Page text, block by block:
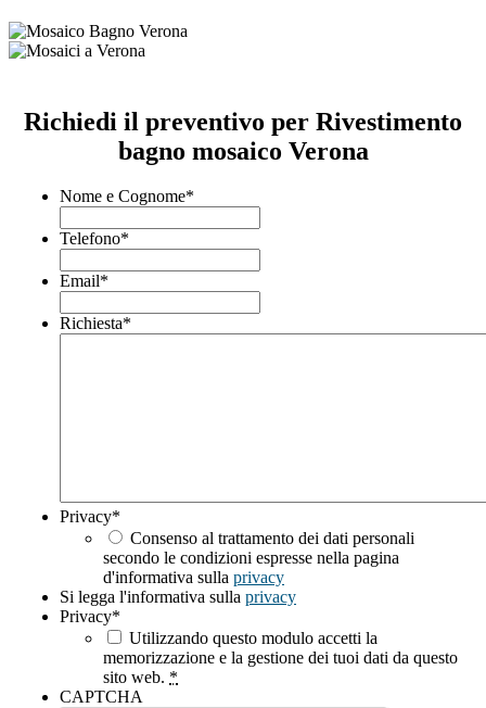
Richiedi il preventivo per Rivestimento
bagno mosaico Verona
Nome e Cognome*
Telefono*
Email*
Richiesta*
Privacy*
Consenso al trattamento dei dati personali
secondo le condizioni espresse nella pagina
d'informativa sulla privacy
Si legga l'informativa sulla privacy
Privacy*
Utilizzando questo modulo accetti la
memorizzazione e la gestione dei tuoi dati da questo
sito web. *
CAPTCHA